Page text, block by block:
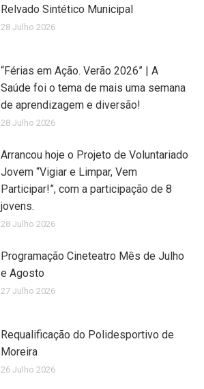
Relvado Sintético Municipal
28 Julho 2026
“Férias em Ação. Verão 2026” | A
Saúde foi o tema de mais uma semana
de aprendizagem e diversão!
28 Julho 2026
Arrancou hoje o Projeto de Voluntariado
Jovem “Vigiar e Limpar, Vem
Participar!”, com a participação de 8
jovens.
28 Julho 2026
Programação Cineteatro Mês de Julho
e Agosto
27 Julho 2026
Requalificação do Polidesportivo de
Moreira
26 Julho 2026